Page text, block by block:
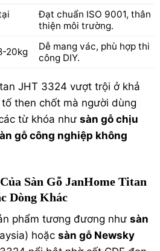
Đạt chuẩn ISO 9001, thân
thiện môi trường.
20kg
Dễ mang vác, phù hợp thi
công DIY.
JHT 3324 vượt trội ở khả
then chốt mà người dùng
từ khóa như sàn gỗ chịu
gỗ công nghiệp không
Sàn Gỗ JanHome Titan
Dòng Khác
phẩm tương đương như sàn
hoặc sàn gỗ Newsky